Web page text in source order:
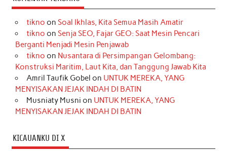
tikno on Soal Ikhlas, Kita Semua Masih Amatir
tikno on Senja SEO, Fajar GEO: Saat Mesin Pencari
Berganti Menjadi Mesin Penjawab
tikno on Nusantara di Persimpangan Gelombang:
Konstruksi Maritim, Laut Kita, dan Tanggung Jawab Kita
Amril Taufik Gobel on UNTUK MEREKA, YANG
MENYISAKAN JEJAK INDAH DI BATIN
Musniaty Musni on UNTUK MEREKA, YANG
MENYISAKAN JEJAK INDAH DI BATIN
KICAUANKU DI X